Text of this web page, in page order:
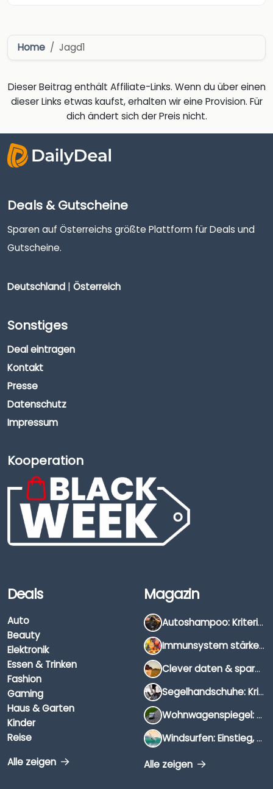
Home Jagd1
Dieser Beitrag enthält Affiliate-Links. Wenn du über einen
dieser Links etwas kaufst, erhalten wir eine Provision. Für
dich ändert sich der Preis nicht.
Deals & Gutscheine
Sparen auf Österreichs größte Plattform für Deals und
Gutscheine.
Deutschland | Österreich
Sonstiges
Deal eintragen
Kontakt
Presse
Datenschutz
Impressum
Kooperation
Deals
Auto
Beauty
Elektronik
Essen & Trinken
Fashion
Gaming
Haus & Garten
Kinder
Reise
Alle zeigen
Magazin
Autoshampoo: Kriterien, Unterschiede & Anwendung
Immunsystem stärken: Hausmittel, Vitamine & Wissenswertes
Clever daten & sparen: So findest du die besten Deals für Dates und Unternehmungen
Segelhandschuhe: Kriterien, Materialien & Tipps
Wohnwagenspiegel: Auswahl, Preise & Montage
Windsurfen: Einstieg, Ausrüstung & Tipps
Alle zeigen